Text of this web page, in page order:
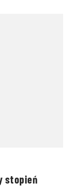
stopień